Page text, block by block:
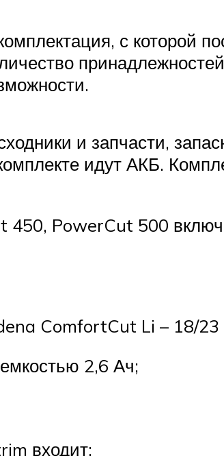
с которой
и запчасти,
идут АКБ.
450, PowerCut 500
ComfortCut Li – 18/23
2,6 Ач;
входит: